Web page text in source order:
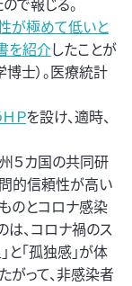
が極めて低いと
を紹介したことが
士）。医療統計
Ｐを設け、適時、
５カ国の共同研
的信頼性が高い
のとコロナ感染
は、コロナ禍のス
と「孤独感」が体
がって、非感染者